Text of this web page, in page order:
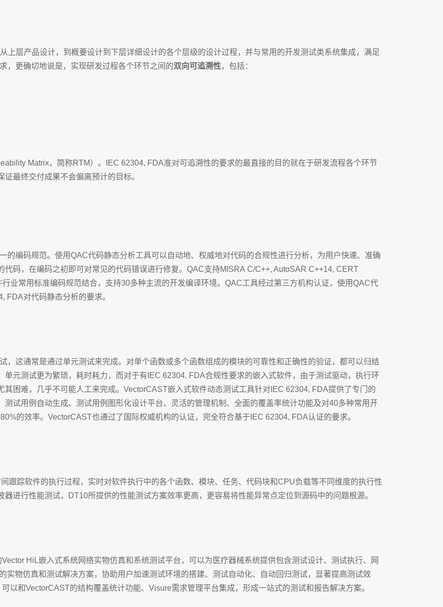
上层产品设计，到概要设计到下层详细设计的各个层级的设计过程，并与常用的开发测试类系统集成，满足
，更确切地说是，实现研发过程各个环节之间的双向可追溯性，包括：
Matrix，简称RTM）。IEC 62304, FDA准对可追溯性的要求的最直接的目的就在于研发流程各个环节
最终交付成果不会偏离预计的目标。
的编码规范。使用QAC代码静态分析工具可以自动地、权威地对代码的合规性进行分析，为用户快速、准确
码，在编码之初即可对常见的代码错误进行修复。QAC支持MISRA C/C++, AutoSAR C++14, CERT
业常用标准编码规范结合，支持30多种主流的开发编译环境。QAC工具经过第三方机构认证，使用QAC代
FDA对代码静态分析的要求。
，这通常是通过单元测试来完成。对单个函数或多个函数组成的模块的可靠性和正确性的验证，都可以归结
元测试更为繁琐，耗时耗力，而对于有IEC 62304, FDA合规性要求的嵌入式软件，由于测试驱动，执行环
困难，几乎不可能人工来完成。VectorCAST嵌入式软件动态测试工具针对IEC 62304, FDA提供了专门的
试用例自动生成、测试用例图形化设计平台、灵活的管理机制、全面的覆盖率统计功能及对40多种常用开
的效率。VectorCAST也通过了国际权威机构的认证，完全符合基于IEC 62304, FDA认证的要求。
跟踪软件的执行过程，实时对软件执行中的各个函数、模块、任务、代码块和CPU负载等不同维度的执行性
进行性能测试，DT10所提供的性能测试方案效率更高，更容易将性能异常点定位到源码中的问题根源。
HiL嵌入式系统网络实物仿真和系统测试平台，可以为医疗器械系统提供包含测试设计、测试执行、网
实物仿真和测试解决方案，协助用户加速测试环境的搭建、测试自动化、自动回归测试，显著提高测试效
以和VectorCAST的结构覆盖统计功能、Visure需求管理平台集成，形成一站式的测试和报告解决方案。